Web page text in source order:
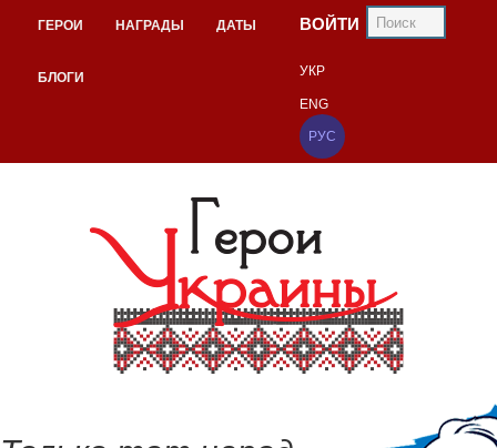
ГЕРОИ НАГРАДЫ ДАТЫ
БЛОГИ
ВОЙТИ
УКР
ENG
РУС